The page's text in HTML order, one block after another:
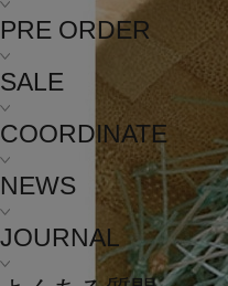
PRE ORDER
SALE
COORDINATE
NEWS
JOURNAL